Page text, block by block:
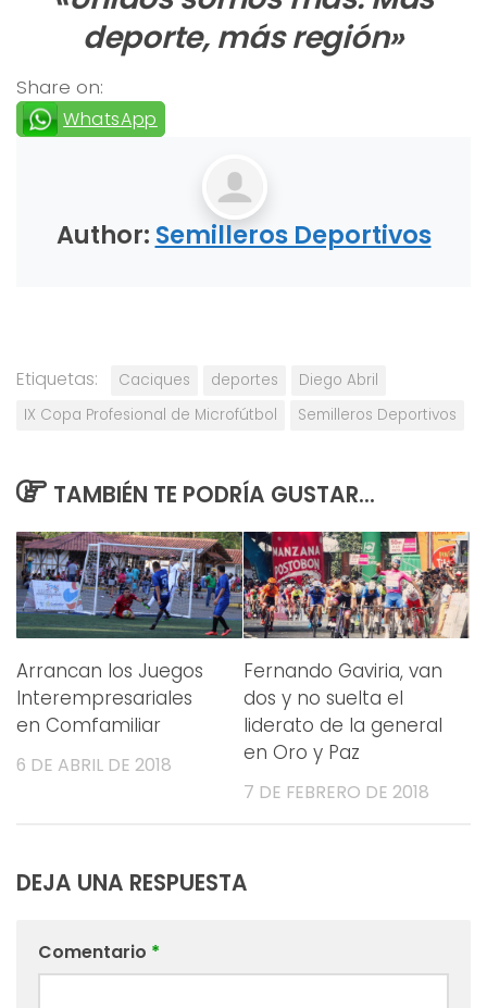
deporte, más región»
Share on:
WhatsApp
Author: Semilleros Deportivos
Etiquetas: Caciques deportes
Diego Abril
IX Copa Profesional de Microfútbol
Semilleros Deportivos
TAMBIÉN TE PODRÍA GUSTAR...
Arrancan los Juegos
Interempresariales
en Comfamiliar
6 DE ABRIL DE 2018
Fernando Gaviria, van
dos y no suelta el
liderato de la general
en Oro y Paz
7 DE FEBRERO DE 2018
DEJA UNA RESPUESTA
Comentario *